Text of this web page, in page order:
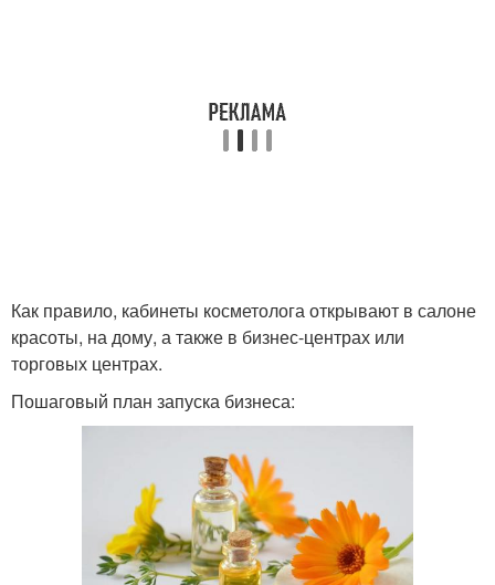
Как правило, кабинеты косметолога открывают в салоне
красоты, на дому, а также в бизнес-центрах или
торговых центрах.
Пошаговый план запуска бизнеса: